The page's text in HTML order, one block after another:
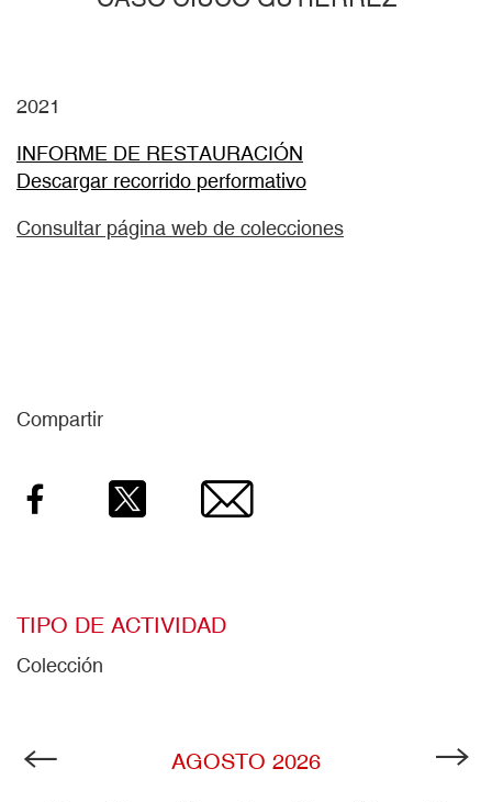
2021
INFORME DE RESTAURACIÓN
Descargar recorrido performativo
Consultar página web de colecciones
Compartir
Facebook Email
TIPO DE ACTIVIDAD
Colección
AGOSTO 2026